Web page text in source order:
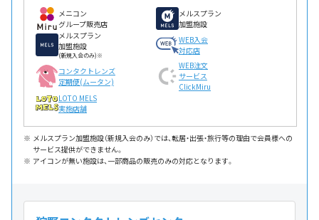
メニコン
グループ販売店
メルスプラン
加盟施設
メルスプラン
加盟施設
(新規入会のみ)※
WEB入会
対応店
コンタクトレンズ
定期便(ムータン)
WEB注文
サービス
ClickMiru
LOTO MELS
実施店舗
メルスプラン加盟施設（新規入会のみ）では、転居・出張・旅行等の理由で会員様への
サービス提供ができません。
アイコンが無い施設は、一部商品の販売のみの対応となります。